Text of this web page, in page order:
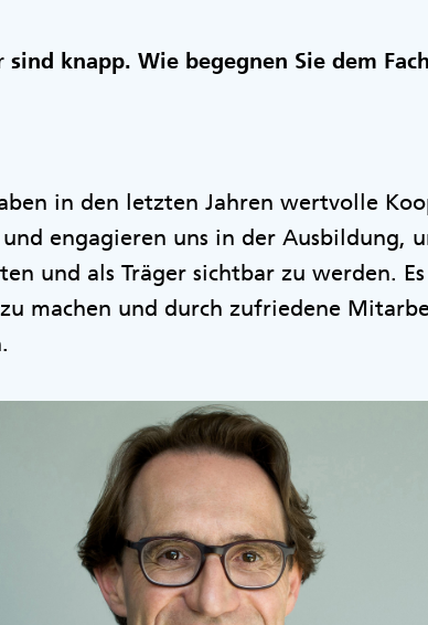
knapp. Wie begegnen Sie dem
in den letzten Jahren wertvolle
engagieren uns in der Ausbildung,
und als Träger sichtbar zu werden.
machen und durch zufriedene